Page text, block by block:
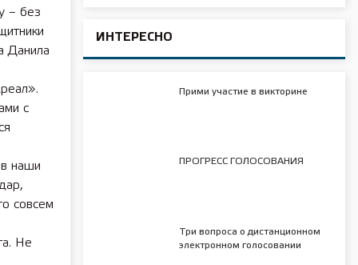
– без
Данила
с
в наши
совсем
Не
ИНТЕРЕСНО
Прими участие в викторине
ПРОГРЕСС ГОЛОСОВАНИЯ
Три вопроса о дистанционном
электронном голосовании